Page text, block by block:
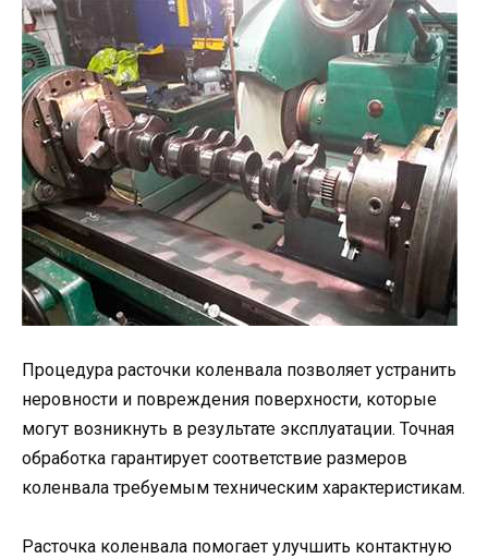
Процедура расточки коленвала позволяет устранить
неровности и повреждения поверхности, которые
могут возникнуть в результате эксплуатации. Точная
обработка гарантирует соответствие размеров
коленвала требуемым техническим характеристикам.
Расточка коленвала помогает улучшить контактную